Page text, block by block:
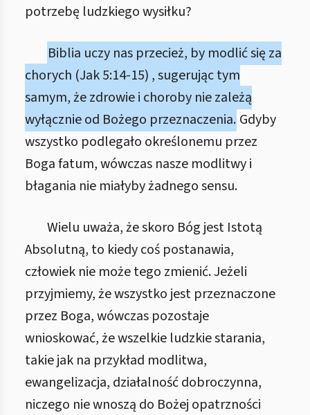
potrzebę ludzkiego wysiłku?
Biblia uczy nas przecież, by modlić się za
chorych (Jak 5:14-15) , sugerując tym
samym, że zdrowie i choroby nie zależą
wyłącznie od Bożego przeznaczenia. Gdyby
wszystko podlegało określonemu przez
Boga fatum, wówczas nasze modlitwy i
błagania nie miałyby żadnego sensu.
Wielu uważa, że skoro Bóg jest Istotą
Absolutną, to kiedy coś postanawia,
człowiek nie może tego zmienić. Jeżeli
przyjmiemy, że wszystko jest przeznaczone
przez Boga, wówczas pozostaje
wnioskować, że wszelkie ludzkie starania,
takie jak na przykład modlitwa,
ewangelizacja, działalność dobroczynna,
niczego nie wnoszą do Bożej opatrzności